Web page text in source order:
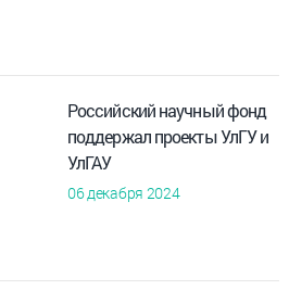
Российский научный фонд
поддержал проекты УлГУ и
УлГАУ
06 декабря 2024